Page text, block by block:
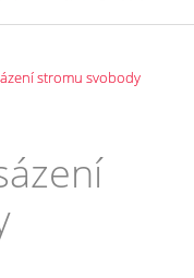
stromu svobody